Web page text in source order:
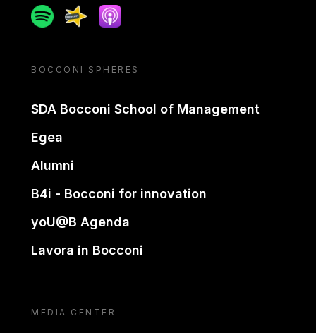
SpotifySpreakerApple podcast
BOCCONI SPHERES
SDA Bocconi School of Management
Egea
Alumni
B4i - Bocconi for innovation
yoU@B Agenda
Lavora in Bocconi
MEDIA CENTER